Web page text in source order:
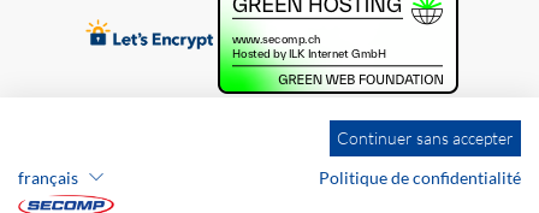
Continuer sans accepter
français
Politique de confidentialité